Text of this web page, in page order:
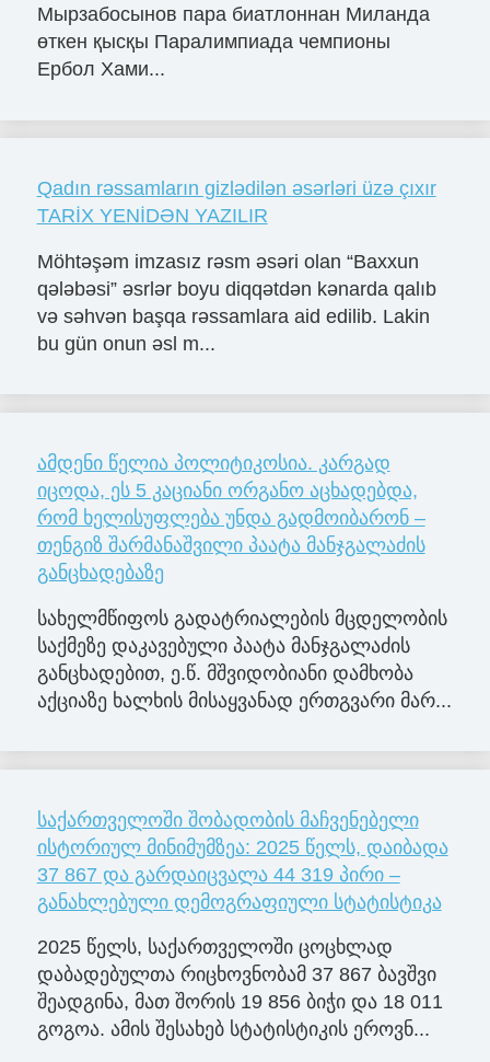
Мырзабосынов пара биатлоннан Миланда
өткен қысқы Паралимпиада чемпионы
Ербол Хами...
Qadın rəssamların gizlədilən əsərləri üzə çıxır
TARİX YENİDƏN YAZILIR
Möhtəşəm imzasız rəsm əsəri olan “Baxxun
qələbəsi” əsrlər boyu diqqətdən kənarda qalıb
və səhvən başqa rəssamlara aid edilib. Lakin
bu gün onun əsl m...
ამდენი წელია პოლიტიკოსია. კარგად
იცოდა, ეს 5 კაციანი ორგანო აცხადებდა,
რომ ხელისუფლება უნდა გადმოიბარონ –
თენგიზ შარმანაშვილი პაატა მანჯგალაძის
განცხადებაზე
სახელმწიფოს გადატრიალების მცდელობის
საქმეზე დაკავებული პაატა მანჯგალაძის
განცხადებით, ე.წ. მშვიდობიანი დამხობა
აქციაზე ხალხის მისაყვანად ერთგვარი მარ...
საქართველოში შობადობის მაჩვენებელი
ისტორიულ მინიმუმზეა: 2025 წელს, დაიბადა
37 867 და გარდაიცვალა 44 319 პირი –
განახლებული დემოგრაფიული სტატისტიკა
2025 წელს, საქართველოში ცოცხლად
დაბადებულთა რიცხოვნობამ 37 867 ბავშვი
შეადგინა, მათ შორის 19 856 ბიჭი და 18 011
გოგოა. ამის შესახებ სტატისტიკის ეროვნ...